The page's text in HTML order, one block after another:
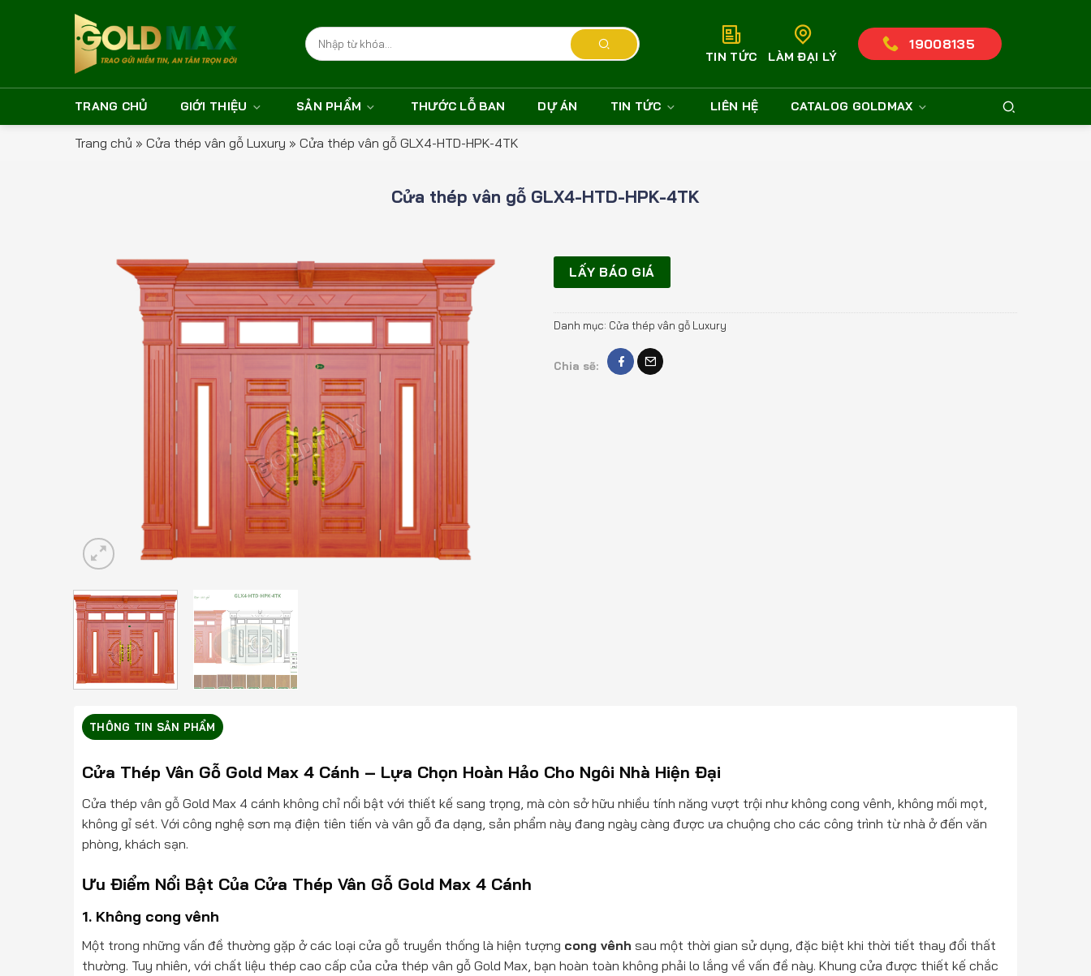
Tìm
kiếm:
TIN TỨC LÀM ĐẠI LÝ
19008135
TRANG CHỦ GIỚI THIỆU SẢN PHẨM THƯỚC LỖ BAN DỰ ÁN TIN TỨC LIÊN HỆ CATALOG GOLDMAX
Trang chủ » Cửa thép vân gỗ Luxury » Cửa thép vân gỗ GLX4-HTD-HPK-4TK
Cửa thép vân gỗ GLX4-HTD-HPK-4TK
LẤY BÁO GIÁ
Danh mục: Cửa thép vân gỗ Luxury
Chia sẽ:
THÔNG TIN SẢN PHẨM
Cửa Thép Vân Gỗ Gold Max 4 Cánh – Lựa Chọn Hoàn Hảo Cho Ngôi Nhà Hiện Đại
Cửa thép vân gỗ Gold Max 4 cánh không chỉ nổi bật với thiết kế sang trọng, mà còn sở hữu nhiều tính năng vượt trội như không cong vênh, không mối mọt,
không gỉ sét. Với công nghệ sơn mạ điện tiên tiến và vân gỗ đa dạng, sản phẩm này đang ngày càng được ưa chuộng cho các công trình từ nhà ở đến văn
phòng, khách sạn.
Ưu Điểm Nổi Bật Của Cửa Thép Vân Gỗ Gold Max 4 Cánh
1. Không cong vênh
Một trong những vấn đề thường gặp ở các loại cửa gỗ truyền thống là hiện tượng cong vênh sau một thời gian sử dụng, đặc biệt khi thời tiết thay đổi thất
thường. Tuy nhiên, với chất liệu thép cao cấp của cửa thép vân gỗ Gold Max, bạn hoàn toàn không phải lo lắng về vấn đề này. Khung cửa được thiết kế chắc